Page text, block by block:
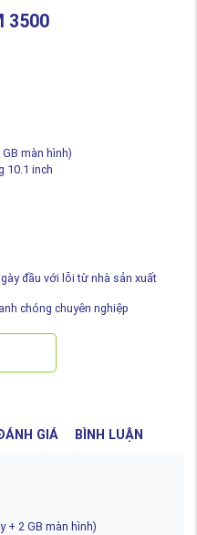
3500
màn hình)
10.1 inch
đầu với lỗi từ nhà sản xuất
chóng chuyên nghiệp
GIÁ BÌNH LUẬN
+ 2 GB màn hình)